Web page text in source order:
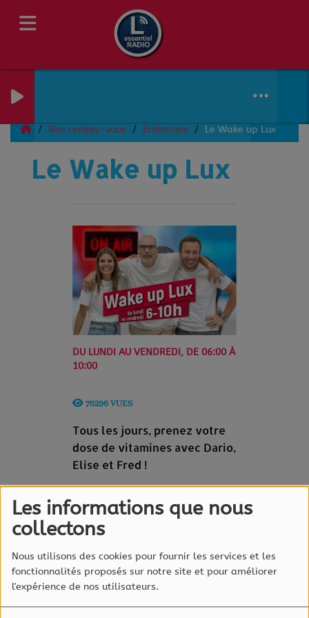
Les informations que nous
collectons
Nous utilisons des cookies pour fournir les services et les
fonctionnalités proposés sur notre site et pour améliorer
l'expérience de nos utilisateurs.
Nos rendez-vous Emissions Le Wake up Lux
Le Wake up Lux
DU LUNDI AU VENDREDI, DE 06:00 À
10:00
76296 VUES
Tous les jours, prenez votre
dose de vitamines avec Dario,
Elise et Fred !
actus insolites, infos, météo,
horoscope, éphéméride, bons
humeur !
Animateur(s) de